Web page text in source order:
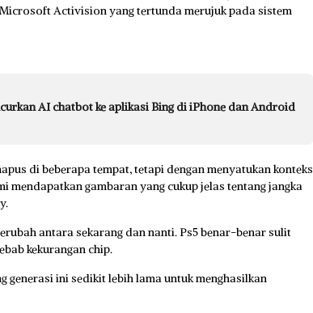
Activision yang tertunda merujuk pada sistem
AI chatbot ke aplikasi Bing di iPhone dan Android
di beberapa tempat, tetapi dengan menyatukan konteks
mendapatkan gambaran yang cukup jelas tentang jangka
antara sekarang dan nanti. Ps5 benar-benar sulit
kekurangan chip.
generasi ini sedikit lebih lama untuk menghasilkan